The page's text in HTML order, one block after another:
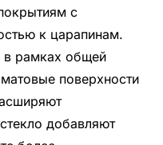
с
к царапинам.
в рамках общей
поверхности
добавляют